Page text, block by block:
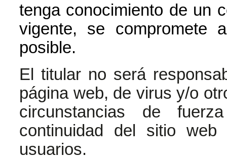
tenga conocimiento de un
vigente, se compromete
posible.
El titular no será
página web, de virus y/o
circunstancias de
continuidad del sitio
usuarios.